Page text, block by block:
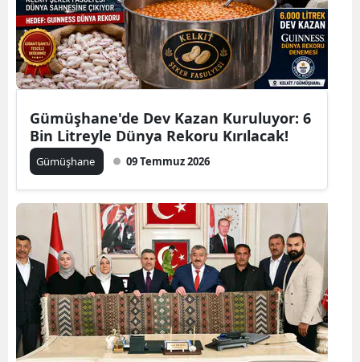
Çankırı
Çorum
Denizli
Diyarbakır
Edirne
Elazığ
Erzincan
Erzurum
Eskişehir
Gaziantep
Giresun
Gümüşhane'de Dev Kazan Kuruluyor: 6
Bin Litreyle Dünya Rekoru Kırılacak!
Gümüşhane 09 Temmuz 2026